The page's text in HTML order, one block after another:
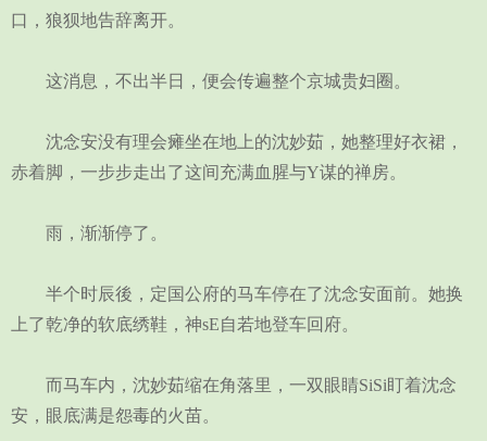
口，狼狈地告辞离开。
这消息，不出半日，便会传遍整个京城贵妇圈。
沈念安没有理会瘫坐在地上的沈妙茹，她整理好衣裙，
赤着脚，一步步走出了这间充满血腥与Y谋的禅房。
雨，渐渐停了。
半个时辰後，定国公府的马车停在了沈念安面前。她换
上了乾净的软底绣鞋，神sE自若地登车回府。
而马车内，沈妙茹缩在角落里，一双眼睛SiSi盯着沈念
安，眼底满是怨毒的火苗。